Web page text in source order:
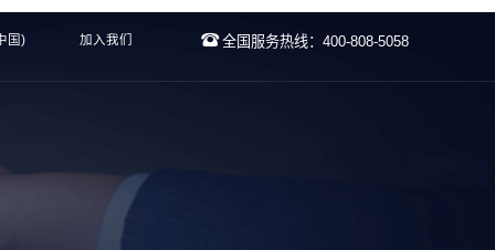
国) 加入我们 全国服务热线：400-808-5058